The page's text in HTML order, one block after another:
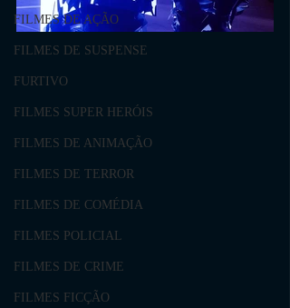
FILMES DE AÇÃO
FILMES DE SUSPENSE
FURTIVO
FILMES SUPER HERÓIS
FILMES DE ANIMAÇÃO
FILMES DE TERROR
FILMES DE COMÉDIA
FILMES POLICIAL
FILMES DE CRIME
FILMES FICÇÃO